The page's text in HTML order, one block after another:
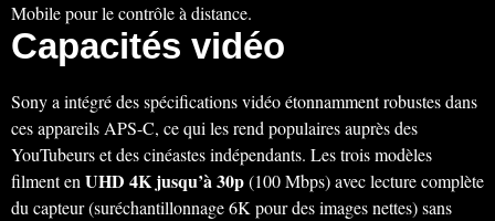
Mobile pour le contrôle à distance.
Capacités vidéo
Sony a intégré des spécifications vidéo étonnamment robustes dans
ces appareils APS-C, ce qui les rend populaires auprès des
YouTubeurs et des cinéastes indépendants. Les trois modèles
filment enUHD 4K jusqu’à 30p(100 Mbps) avec lecture complète
du capteur (suréchantillonnage 6K pour des images nettes) sans